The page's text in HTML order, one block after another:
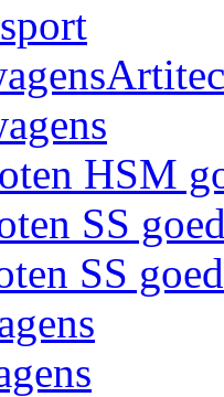
HSM
SS
SS